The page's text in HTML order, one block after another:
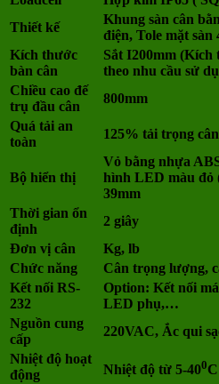
Thiết kế
Khung sàn cân
điện, Tole mặt sàn
Kích thước
bàn cân
Sắt I200mm (Kích
theo nhu cầu sử
Chiều cao đế
trụ đầu cân
800mm
Quá tải an
toàn
125% tải trọng cân
Bộ hiển thị
Vỏ bằng nhựa
hình LED màu đỏ
39mm
Thời gian ổn
định
2 giây
Đơn vị cân
Kg, lb
Chức năng
Cân trọng lượng,
Kết nối RS-
232
Option: Kết nối
LED phụ,…
Nguồn cung
cấp
220VAC, Ắc qui
Nhiệt độ hoạt
động
Nhiệt độ từ 5-400C